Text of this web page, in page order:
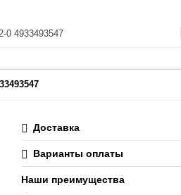
0 4933493547
Доставка
Варианты оплаты
Наши преимущества